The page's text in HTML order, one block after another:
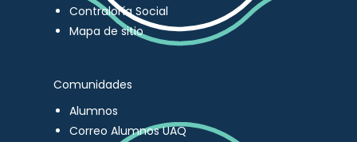
Contraloría Social
Mapa de sitio
Comunidades
Alumnos
Correo Alumnos UAQ